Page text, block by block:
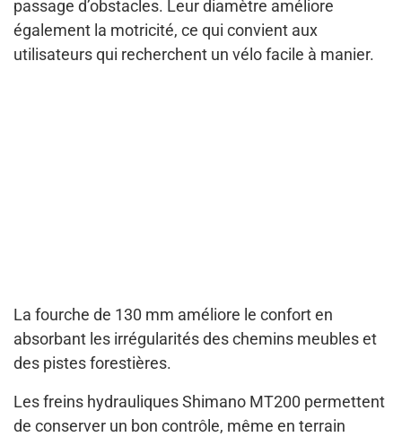
passage d’obstacles. Leur diamètre améliore
également la motricité, ce qui convient aux
utilisateurs qui recherchent un vélo facile à manier.
La fourche de 130 mm améliore le confort en
absorbant les irrégularités des chemins meubles et
des pistes forestières.
Les freins hydrauliques Shimano MT200 permettent
de conserver un bon contrôle, même en terrain